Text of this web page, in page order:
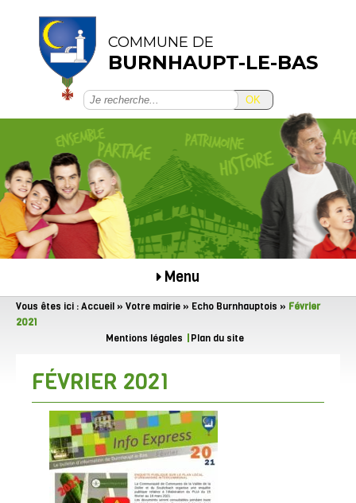
COMMUNE DE
BURNHAUPT-LE-BAS
OK
Menu
Vous êtes ici :Accueil » Votre mairie » Echo Burnhauptois » Février
2021
Mentions légales
Plan du site
FÉVRIER 2021